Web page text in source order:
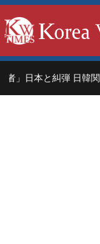
」日本と糾弾 日韓関